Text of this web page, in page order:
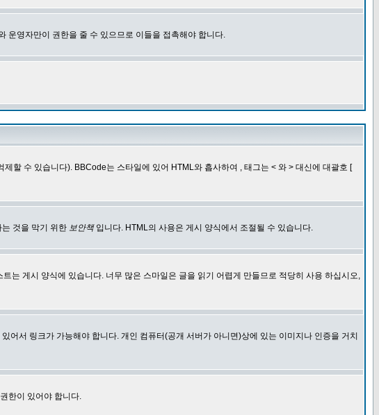
운영자만이 권한을 줄 수 있으므로 이들을 접촉해야 합니다.
할 수 있습니다). BBCode는 스타일에 있어 HTML와 흡사하여 , 태그는 < 와 > 대신에 대괄호 [
것을 막기 위한 보안책입니다. HTML의 사용은 게시 양식에서 조절될 수 있습니다.
는 게시 양식에 있습니다. 너무 많은 스마일은 글을 읽기 어렵게 만들므로 적당히 사용 하십시오,
서 링크가 가능해야 합니다. 개인 컴퓨터(공개 서버가 아니면)상에 있는 이미지나 인증을 거치
한이 있어야 합니다.